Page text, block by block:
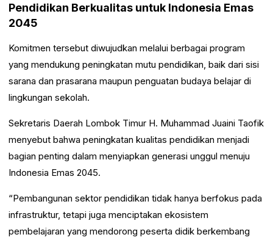
Pendidikan Berkualitas untuk Indonesia Emas
2045
Komitmen tersebut diwujudkan melalui berbagai program
yang mendukung peningkatan mutu pendidikan, baik dari sisi
sarana dan prasarana maupun penguatan budaya belajar di
lingkungan sekolah.
Sekretaris Daerah Lombok Timur H. Muhammad Juaini Taofik
menyebut bahwa peningkatan kualitas pendidikan menjadi
bagian penting dalam menyiapkan generasi unggul menuju
Indonesia Emas 2045.
“Pembangunan sektor pendidikan tidak hanya berfokus pada
infrastruktur, tetapi juga menciptakan ekosistem
pembelajaran yang mendorong peserta didik berkembang